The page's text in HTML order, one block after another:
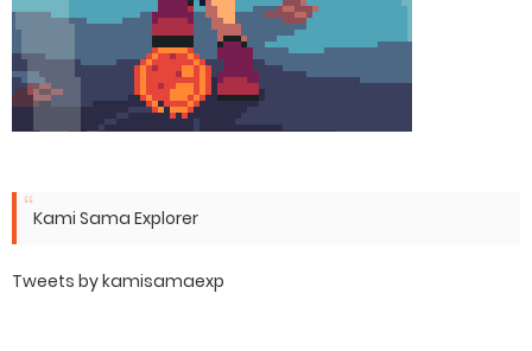
Kami Sama Explorer
Tweets by kamisamaexp